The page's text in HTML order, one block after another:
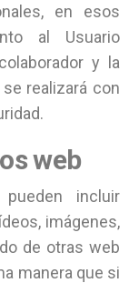
en esos
al Usuario
y la
realizará con
web
incluir
imágenes,
de otras web
manera que si